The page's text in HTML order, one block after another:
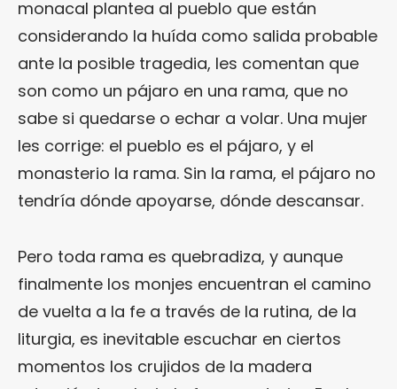
monacal plantea al pueblo que están
considerando la huída como salida probable
ante la posible tragedia, les comentan que
son como un pájaro en una rama, que no
sabe si quedarse o echar a volar. Una mujer
les corrige: el pueblo es el pájaro, y el
monasterio la rama. Sin la rama, el pájaro no
tendría dónde apoyarse, dónde descansar.
Pero toda rama es quebradiza, y aunque
finalmente los monjes encuentran el camino
de vuelta a la fe a través de la rutina, de la
liturgia, es inevitable escuchar en ciertos
momentos los crujidos de la madera